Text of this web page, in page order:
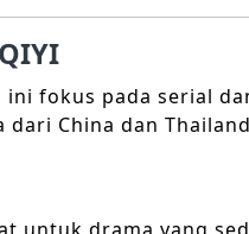
fokus pada serial
dari China dan